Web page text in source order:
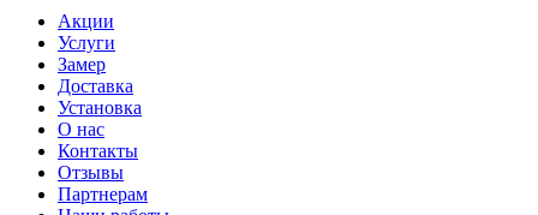
Акции
Услуги
Замер
Доставка
Установка
О нас
Контакты
Отзывы
Партнерам